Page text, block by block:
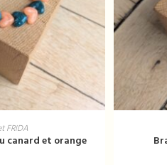
PANIER
FRIDA
canard et orange